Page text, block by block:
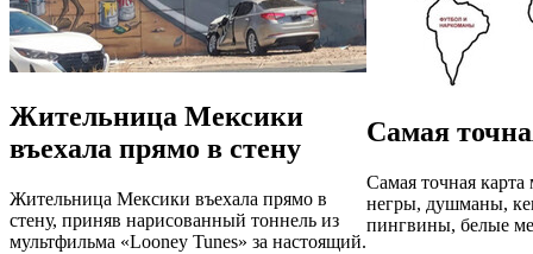
Жительница Мексики
въехала прямо в стену
Жительница Мексики въехала прямо в
стену, приняв нарисованный тоннель из
мультфильма «Looney Tunes» за настоящий.
Самая
Самая точная
негры, душманы,
пингвины, белые